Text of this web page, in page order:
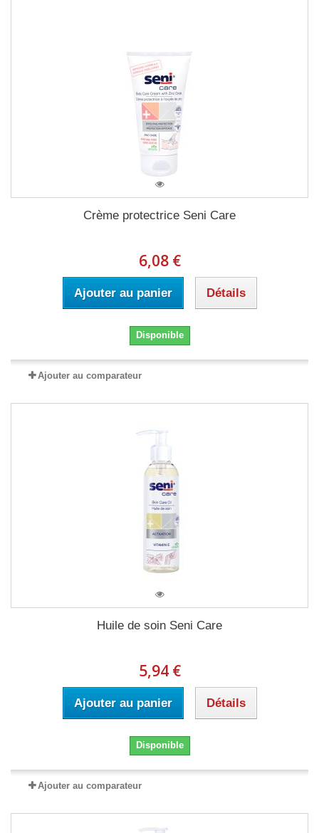
Crème protectrice Seni Care
6,08 €
Ajouter au panier Détails
Disponible
Ajouter au comparateur
Huile de soin Seni Care
5,94 €
Ajouter au panier Détails
Disponible
Ajouter au comparateur